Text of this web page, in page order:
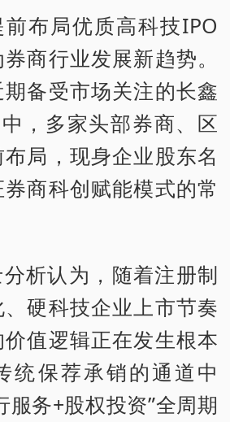
布局优质高科技IPO
商行业发展新趋势。
备受市场关注的长鑫
，多家头部券商、区
局，现身企业股东名
商科创赋能模式的常
析认为，随着注册制
硬科技企业上市节奏
值逻辑正在发生根本
统保荐承销的通道中
服务+股权投资”全周期